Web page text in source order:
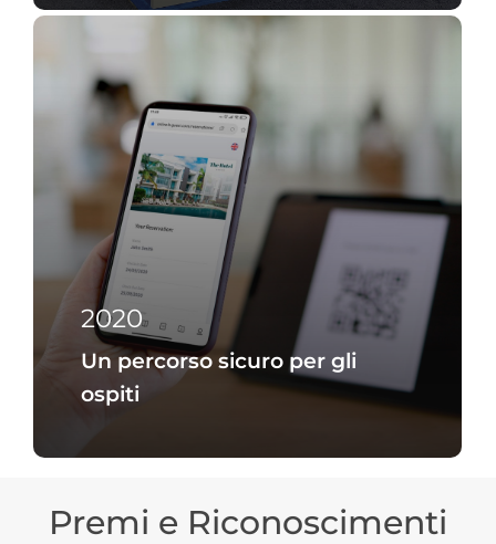
2020
Un percorso sicuro per gli
ospiti
Premi e Riconoscimenti